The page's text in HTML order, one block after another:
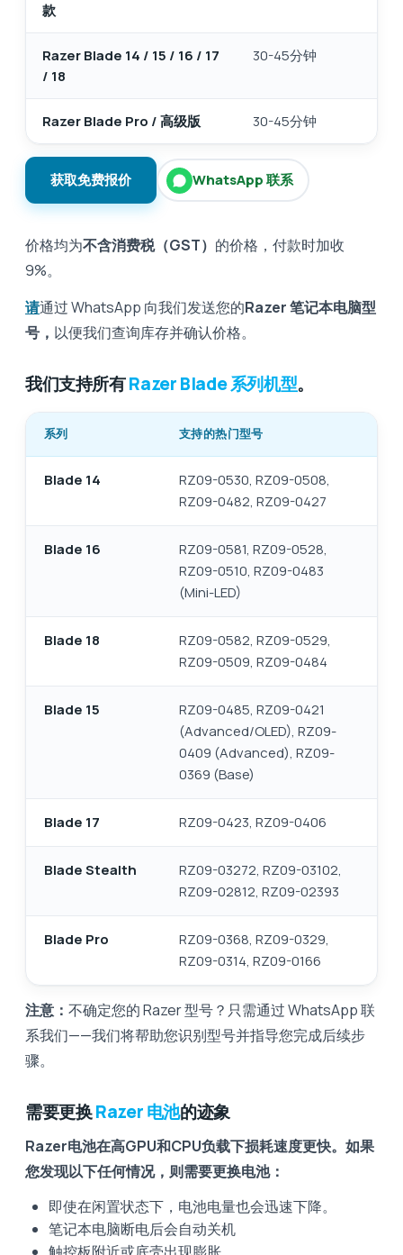
款
Razer Blade 14 / 15 / 16 / 17
/ 18
30-45分钟
Razer Blade Pro / 高级版 30-45分钟
获取免费报价 WhatsApp 联系
价格均为不含消费税（GST） 的价格，付款时加收
9%。
请通过 WhatsApp 向我们发送您的Razer 笔记本电脑型
号， 以便我们查询库存并确认价格。
我们支持所有Razer Blade 系列机型。
系列 支持的热门型号
Blade 14
RZ09-0530, RZ09-0508,
RZ09-0482, RZ09-0427
Blade 16
RZ09-0581, RZ09-0528,
RZ09-0510, RZ09-0483
(Mini-LED)
Blade 18
RZ09-0582, RZ09-0529,
RZ09-0509, RZ09-0484
Blade 15
RZ09-0485, RZ09-0421
(Advanced/OLED), RZ09-
0409 (Advanced), RZ09-
0369 (Base)
Blade 17 RZ09-0423, RZ09-0406
Blade Stealth
RZ09-03272, RZ09-03102,
RZ09-02812, RZ09-02393
Blade Pro
RZ09-0368, RZ09-0329,
RZ09-0314, RZ09-0166
注意： 不确定您的 Razer 型号？只需通过 WhatsApp 联
系我们——我们将帮助您识别型号并指导您完成后续步
骤。
需要更换Razer 电池的迹象
Razer电池在高GPU和CPU负载下损耗速度更快。如果
您发现以下任何情况，则需要更换电池：
即使在闲置状态下，电池电量也会迅速下降。
笔记本电脑断电后会自动关机